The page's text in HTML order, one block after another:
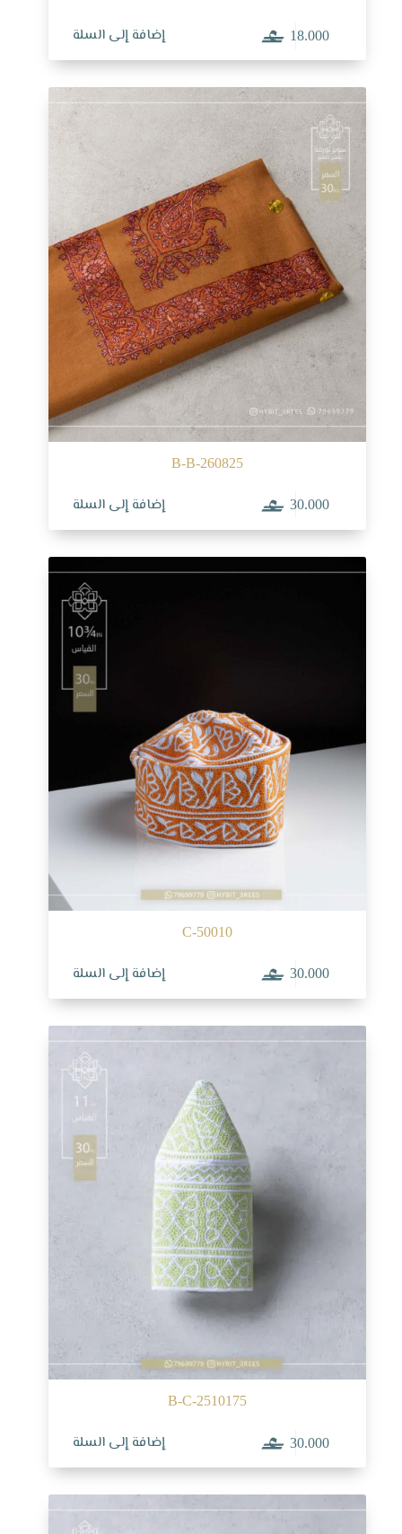
18.000 إضافة إلى السلة
B-B-260825
30.000 إضافة إلى السلة
C-50010
30.000 إضافة إلى السلة
B-C-2510175
30.000 إضافة إلى السلة